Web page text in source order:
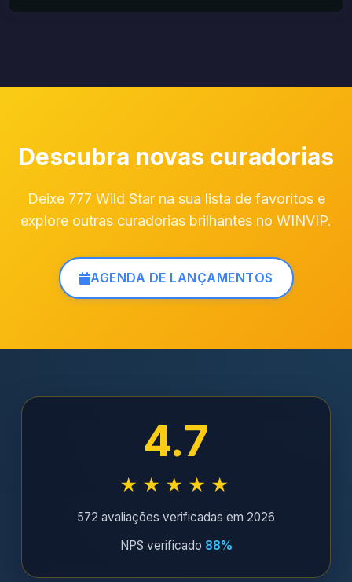
Descubra novas curadorias
Deixe 777 Wild Star na sua lista de favoritos e
explore outras curadorias brilhantes no WINVIP.
AGENDA DE LANÇAMENTOS
4.7
★★★★★
572 avaliações verificadas em 2026
NPS verificado 88%